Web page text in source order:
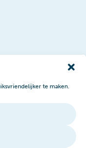
te maken.